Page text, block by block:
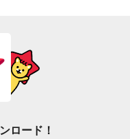
ロード！